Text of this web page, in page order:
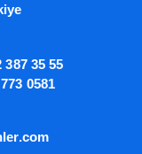
387 35 55
0581